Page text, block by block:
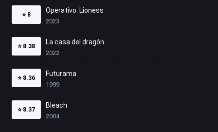
⭐ 8
Operativo: Lioness
2023
⭐ 8.38
La casa del dragón
2022
⭐ 8.36
Futurama
1999
⭐ 8.37
Bleach
2004